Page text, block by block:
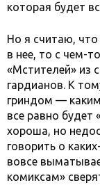
которая будет
Но я считаю, что
в нее, то с чем-
«Мстителей» из
гардианов. К
гриндом —
все равно будет
хороша, но
говорить о
вовсе
комиксам»